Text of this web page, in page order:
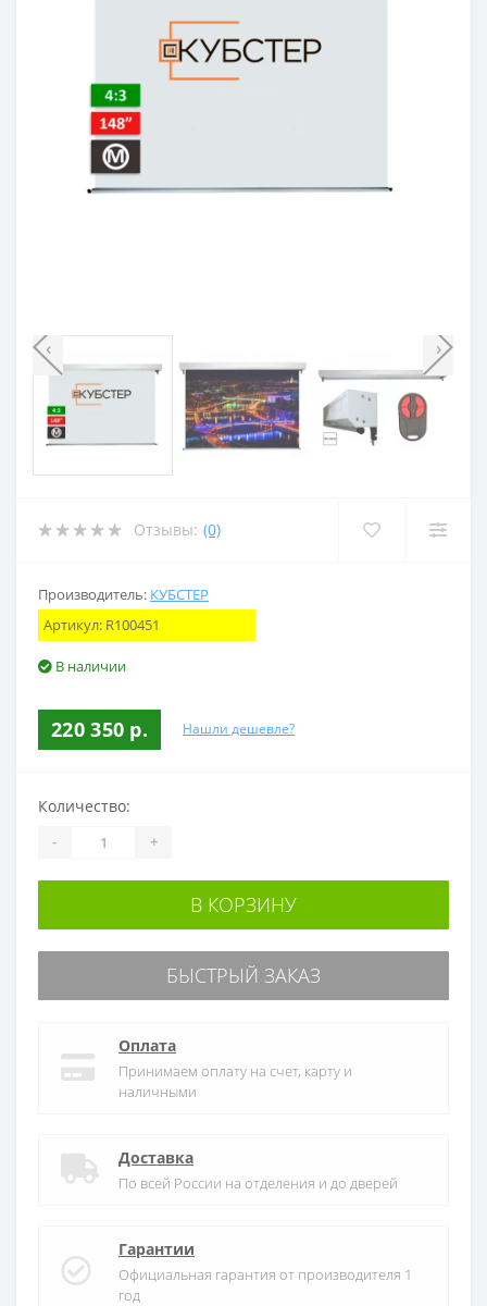
‹ ›
Отзывы: (0)
Производитель: КУБСТЕР
Артикул: R100451
В наличии
220 350 р. Нашли дешевле?
Количество:
- +
В КОРЗИНУ
БЫСТРЫЙ ЗАКАЗ
Оплата
Принимаем оплату на счет, карту и
наличными
Доставка
По всей России на отделения и до дверей
Гарантии
Официальная гарантия от производителя 1
год